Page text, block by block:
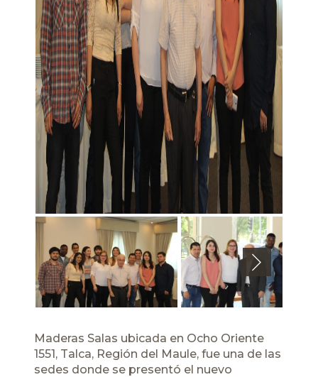
Next
Maderas Salas ubicada en Ocho Oriente
1551, Talca, Región del Maule, fue una de las
sedes donde se presentó el nuevo